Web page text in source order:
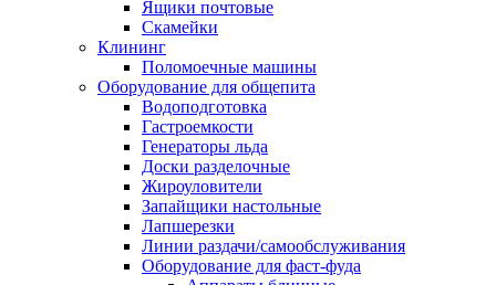
Ящики почтовые
Скамейки
Клининг
Поломоечные машины
Оборудование для общепита
Водоподготовка
Гастроемкости
Генераторы льда
Доски разделочные
Жироуловители
Запайщики настольные
Лапшерезки
Линии раздачи/самообслуживания
Оборудование для фаст-фуда